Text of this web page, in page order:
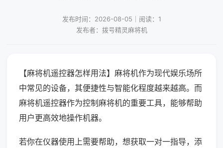
发布时间：2026-08-05｜阅读：1
发布者：拨号精灵麻将机
【麻将机遥控器怎样用法】麻将机作为现代娱乐场所
中常见的设备，其便捷性与智能化程度越来越高。而
麻将机遥控器作为控制麻将机的重要工具，能够帮助
用户更高效地操作机器。
若你在仪器使用上需要帮助，想获取一对一指导，添